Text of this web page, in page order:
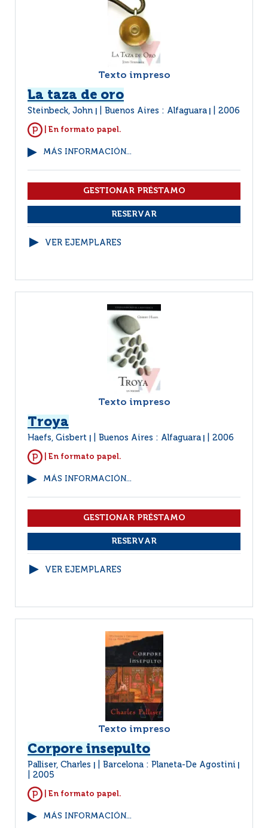
Texto impreso
La taza de oro
Steinbeck, John Buenos Aires : Alfaguara 2006
| En formato papel.
MÁS INFORMACIÓN...
VER EJEMPLARES
Texto impreso
Troya
Haefs, Gisbert Buenos Aires : Alfaguara 2006
| En formato papel.
MÁS INFORMACIÓN...
VER EJEMPLARES
Texto impreso
Corpore insepulto
Palliser, Charles Barcelona : Planeta-De Agostini
2005
| En formato papel.
MÁS INFORMACIÓN...